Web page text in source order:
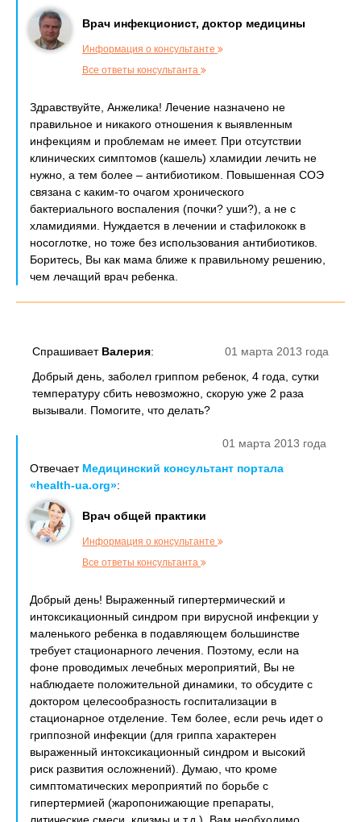
Врач инфекционист, доктор медицины
Информация о консультанте
Все ответы консультанта
Здравствуйте, Анжелика! Лечение назначено не
правильное и никакого отношения к выявленным
инфекциям и проблемам не имеет. При отсутствии
клинических симптомов (кашель) хламидии лечить не
нужно, а тем более – антибиотиком. Повышенная СОЭ
связана с каким-то очагом хронического
бактериального воспаления (почки? уши?), а не с
хламидиями. Нуждается в лечении и стафилококк в
носоглотке, но тоже без использования антибиотиков.
Боритесь, Вы как мама ближе к правильному решению,
чем лечащий врач ребенка.
01 марта 2013 года
Спрашивает Валерия:
Добрый день, заболел гриппом ребенок, 4 года, сутки
температуру сбить невозможно, скорую уже 2 раза
вызывали. Помогите, что делать?
01 марта 2013 года
Отвечает Медицинский консультант портала
«health-ua.org»:
Врач общей практики
Информация о консультанте
Все ответы консультанта
Добрый день! Выраженный гипертермический и
интоксикационный синдром при вирусной инфекции у
маленького ребенка в подавляющем большинстве
требует стационарного лечения. Поэтому, если на
фоне проводимых лечебных мероприятий, Вы не
наблюдаете положительной динамики, то обсудите с
доктором целесообразность госпитализации в
стационарное отделение. Тем более, если речь идет о
гриппозной инфекции (для гриппа характерен
выраженный интоксикационный синдром и высокий
риск развития осложнений). Думаю, что кроме
симптоматических мероприятий по борьбе с
гипертермией (жаропонижающие препараты,